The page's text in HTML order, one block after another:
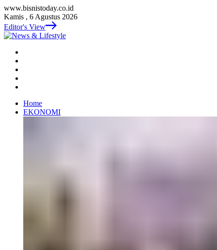
www.bisnistoday.co.id
Kamis , 6 Agustus 2026
Editor's View
Home
EKONOMI